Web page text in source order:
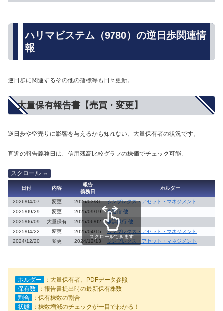
ハリマビステム（9780）の逆日歩関連情
報
逆日歩に関連するその他の指標等も日々更新。
大量保有報告書【売買・変更】
逆日歩や空売りに影響を与えるかも知れない、大量保有者の状況です。
直近の報告義務日は、信用残高比較グラフの株価でチェック可能。
日付 内容
報告
義務日
ホルダー
2026/04/07 変更 2026/03/31
シンプレクス・アセット・マネジメント
2025/09/29
変更 2025/09/19
光通信 他
2025/06/09
大量保有 2025/06/02
横浜銀行 他
2025/04/22
変更 2025/04/15
シンプレクス・アセット・マネジメント
2024/12/20
変更 2024/12/13 シンプレクス・アセット・マネジメント
スクロールできます
ホルダー
：大量保有者、PDFデータ参照
保有数
：報告書提出時の最新保有株数
割合
：保有株数の割合
状態
：株数増減のチェックが一目でわかる！